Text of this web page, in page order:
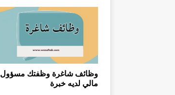
وظائف شاغرة وظفتك مسؤول
مالي لديه خبرة